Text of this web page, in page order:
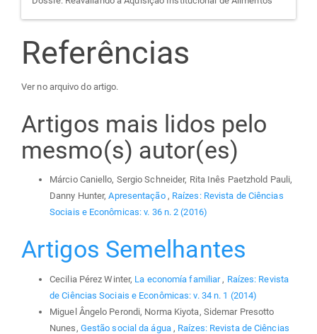
Referências
Ver no arquivo do artigo.
Artigos mais lidos pelo
mesmo(s) autor(es)
Márcio Caniello, Sergio Schneider, Rita Inês Paetzhold Pauli,
Danny Hunter,Apresentação , Raízes: Revista de Ciências
Sociais e Econômicas: v. 36 n. 2 (2016)
Artigos Semelhantes
Cecilia Pérez Winter, La economía familiar , Raízes: Revista
de Ciências Sociais e Econômicas: v. 34 n. 1 (2014)
Miguel Ângelo Perondi, Norma Kiyota, Sidemar Presotto
Nunes, Gestão social da água , Raízes: Revista de Ciências